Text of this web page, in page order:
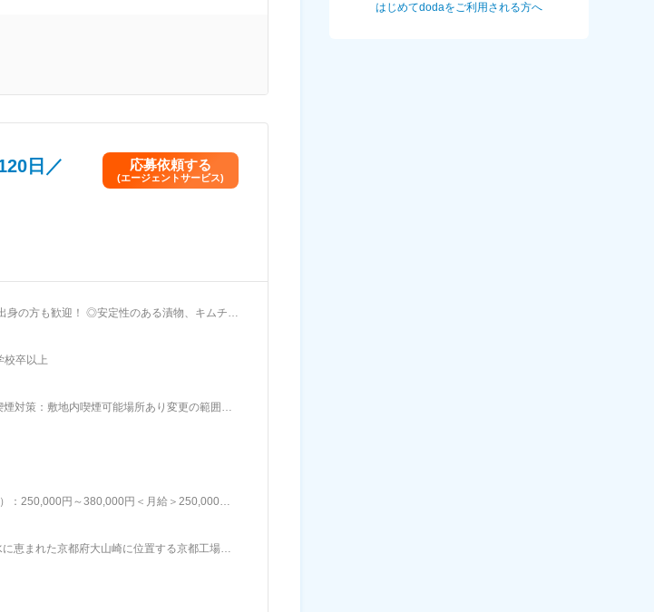
開しています。
日／
応募依頼する
(エージェントサービス)
ある漬物、キムチ、
10kg程度のものを運ぶことは時々あります
イム上場グループの一員として安定した経営
ワークライフバランスを重視した制度が整って
校卒以上
対策：敷地内喫煙可能場所あり変更の範囲：
：250,000円～380,000円＜月給＞250,000円
恵まれた京都府大山崎に位置する京都工場、
はじめてdodaをご利用される方へ